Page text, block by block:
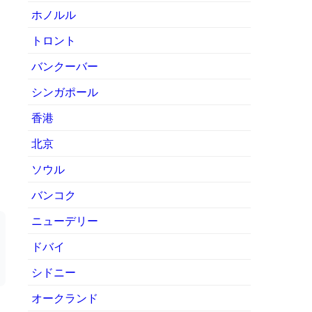
ホノルル
トロント
バンクーバー
シンガポール
香港
北京
ソウル
バンコク
ニューデリー
ドバイ
シドニー
オークランド